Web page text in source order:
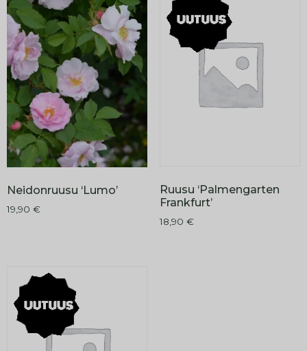
Neidonruusu ‘Lumo’
19,90 €
Ruusu ‘Palmengarten
Frankfurt’
18,90 €